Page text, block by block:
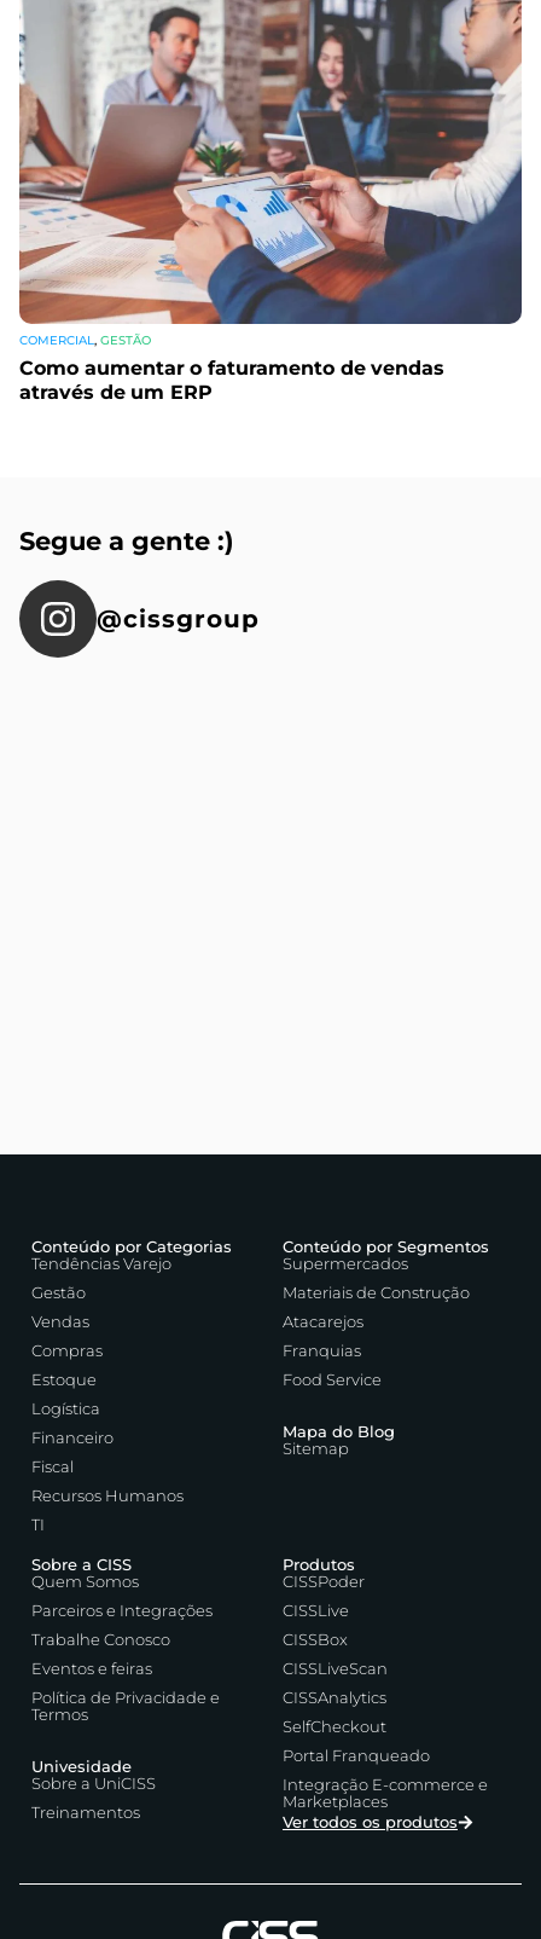
COMERCIAL, GESTÃO
Como aumentar o faturamento de vendas
através de um ERP
Segue a gente :)
@cissgroup
Conteúdo por Categorias
Tendências Varejo
Gestão
Vendas
Compras
Estoque
Logística
Financeiro
Fiscal
Recursos Humanos
TI
Conteúdo por Segmentos
Supermercados
Materiais de Construção
Atacarejos
Franquias
Food Service
Mapa do Blog
Sitemap
Sobre a CISS
Quem Somos
Parceiros e Integrações
Trabalhe Conosco
Eventos e feiras
Política de Privacidade e
Termos
Univesidade
Sobre a UniCISS
Treinamentos
Produtos
CISSPoder
CISSLive
CISSBox
CISSLiveScan
CISSAnalytics
SelfCheckout
Portal Franqueado
Integração E-commerce e
Marketplaces
Ver todos os produtos